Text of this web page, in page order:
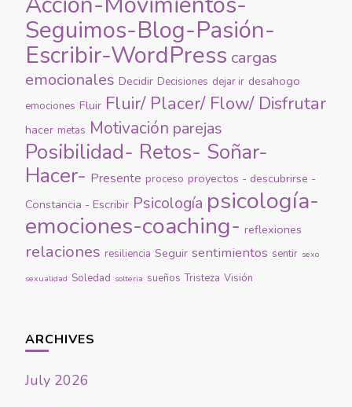
Seguimos-Blog-Pasión-
Escribir-WordPress cargas
emocionales Decidir Decisiones dejar ir desahogo
emociones Fluir Fluir/ Placer/ Flow/ Disfrutar
hacer metas Motivación parejas
Posibilidad- Retos- Soñar-
Hacer- Presente proceso proyectos - descubrirse -
Constancia - Escribir Psicología psicología-
emociones-coaching- reflexiones
relaciones resiliencia Seguir sentimientos sentir sexo
sexualidad Soledad solteria sueños Tristeza Visión
ARCHIVES
July 2026